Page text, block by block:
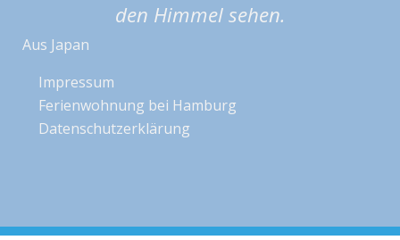
den Himmel sehen.
Aus Japan
Impressum
Ferienwohnung bei Hamburg
Datenschutzerklärung